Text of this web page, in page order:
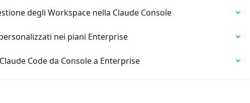
degli Workspace nella Claude Console
nei piani Enterprise
Code da Console a Enterprise